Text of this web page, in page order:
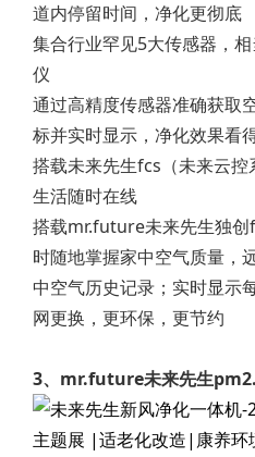
道内停留时间，净化更彻底
集合行业罕见5大传感器，
仪
通过高精度传感器准确获取
标并实时显示，净化效果看
搭载未来先生fcs（未来云
生活随时在线
搭载mr.future未来先生独
时随地掌握家中空气质量，
中空气历史记录；实时显示
网更换，更环保，更节约
3、mr.future未来先生